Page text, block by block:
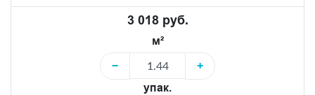
3 018 руб.
м²
−
+
упак.